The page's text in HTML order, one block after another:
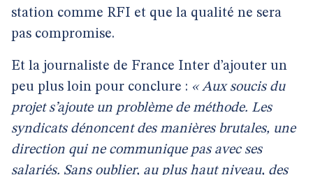
station comme RFI et que la qualité ne sera
pas compromise.
Et la journaliste de France Inter d’ajouter un
peu plus loin pour conclure : « Aux soucis du
projet s’ajoute un problème de méthode. Les
syndicats dénoncent des manières brutales, une
direction qui ne communique pas avec ses
salariés. Sans oublier, au plus haut niveau, des